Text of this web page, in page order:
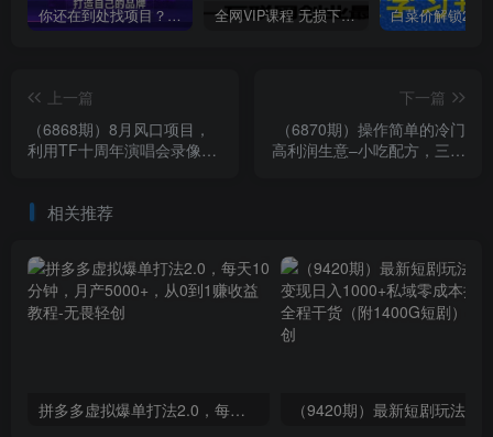
你还在到处找项目？还在当韭菜？我靠卖项目一个月收入5万+，曾经我也是个失败者。 全网VIP课程 无损下载~
上一篇
（6868期）8月风口项目，
利用TF十周年演唱会录像变
下一篇
（6870期）操作简单的冷门
高利润生意–小吃配方，三个
相关推荐
拼多多虚拟爆单打法2.0，每天10分钟，月产5000+，从0到1赚收益教程